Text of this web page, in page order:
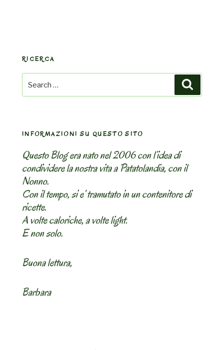
RICERCA
Search
for:
INFORMAZIONI SU QUESTO SITO
Questo Blog era nato nel 2006 con l’idea di
condividere la nostra vita a Patatolandia, con il
Nonno.
Con il tempo, si e’ tramutato in un contenitore di
ricette.
A volte caloriche, a volte light.
E non solo.
Buona lettura,
Barbara